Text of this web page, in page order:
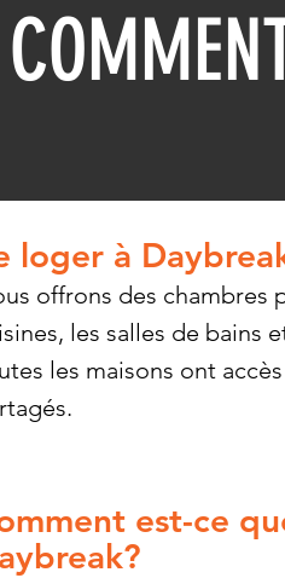
loger à
offrons des chambres
les salles de bains
les maisons ont
est-ce